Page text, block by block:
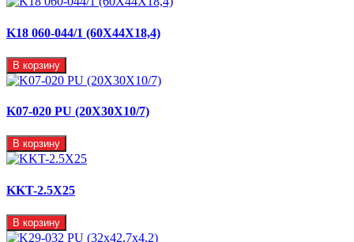
K18 060-044/1 (60X44X18,4)
В корзину
K07-020 PU (20X30X10/7)
В корзину
KKT-2.5X25
В корзину